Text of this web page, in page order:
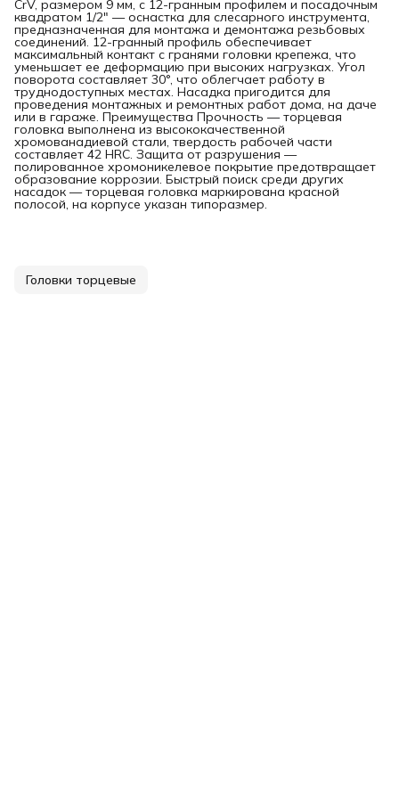
CrV, размером 9 мм, с 12-гранным профилем и посадочным
квадратом 1/2" — оснастка для слесарного инструмента,
предназначенная для монтажа и демонтажа резьбовых
соединений. 12-гранный профиль обеспечивает
максимальный контакт с гранями головки крепежа, что
уменьшает ее деформацию при высоких нагрузках. Угол
поворота составляет 30°, что облегчает работу в
труднодоступных местах. Насадка пригодится для
проведения монтажных и ремонтных работ дома, на даче
или в гараже. Преимущества Прочность — торцевая
головка выполнена из высококачественной
хромованадиевой стали, твердость рабочей части
составляет 42 HRC. Защита от разрушения —
полированное хромоникелевое покрытие предотвращает
образование коррозии. Быстрый поиск среди других
насадок — торцевая головка маркирована красной
полосой, на корпусе указан типоразмер.
Головки торцевые